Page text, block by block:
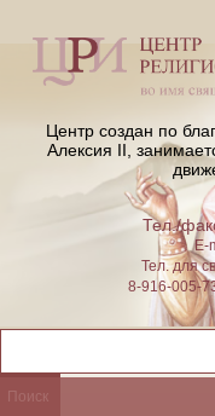
Центр создан по
Алексия II,
Тел./
E-
Тел. для
8-916-005-